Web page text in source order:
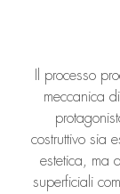
Il processo
meccanica
costruttivo sia
estetica, ma
superficiali